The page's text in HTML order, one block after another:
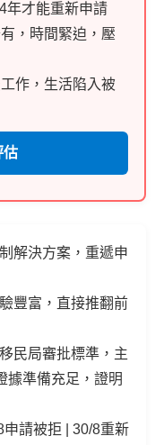
年才能重新申請
，時間緊迫，壓
作，生活陷入被
估
解決方案，重遞申
豐富，直接推翻前
民局審批標準，主
據準備充足，證明
請被拒 | 30/8重新